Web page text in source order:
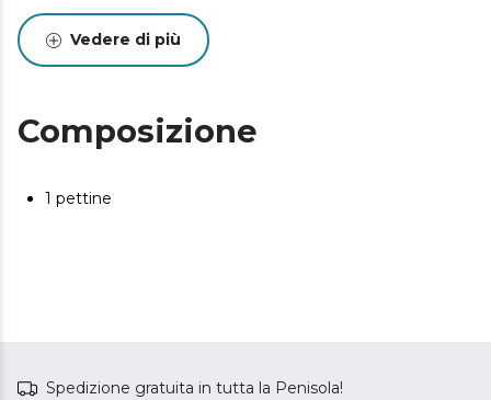
Vedere di più
Composizione
1 pettine
Spedizione gratuita in tutta la Penisola!